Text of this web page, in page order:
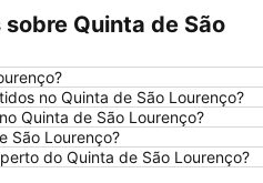
Relógio Beach
Mata do Buçaco
Montebelo Golfe
Universidade de Coimbra
Cova Gala Beach
Quinta de São
no Quinta de São Lourenço?
Quinta de São Lourenço?
São Lourenço?
do Quinta de São Lourenço?